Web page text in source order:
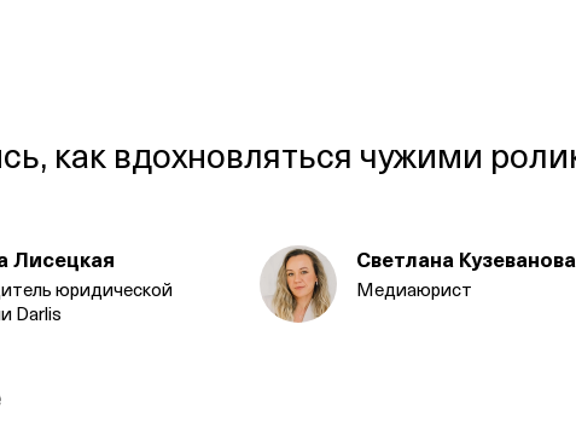
как вдохновляться чужими
Лисецкая
юридической
Darlis
Светлана Кузеванова
Медиаюрист